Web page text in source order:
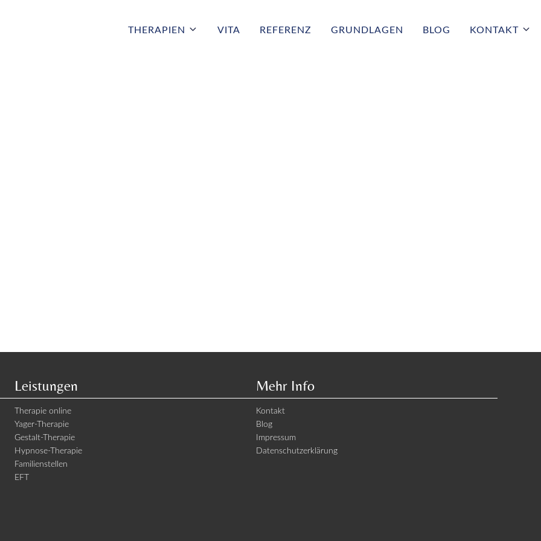
THERAPIEN VITA REFERENZ GRUNDLAGEN BLOG KONTAKT
Leistungen
Therapie online
Yager-Therapie
Gestalt-Therapie
Hypnose-Therapie
Familienstellen
EFT
Mehr Info
Kontakt
Blog
Impressum
Datenschutzerklärung